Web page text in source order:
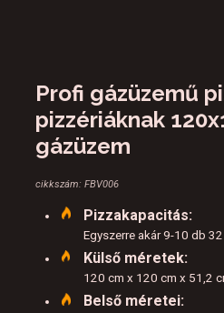
Profi gázüzemű
pizzériáknak
gázüzem
cikkszám: FBV006
Pizzakapacitás:
Egyszerre akár 9-10 db
Külső méretek:
120 cm x 120 cm x 51,2
Belső méretei: